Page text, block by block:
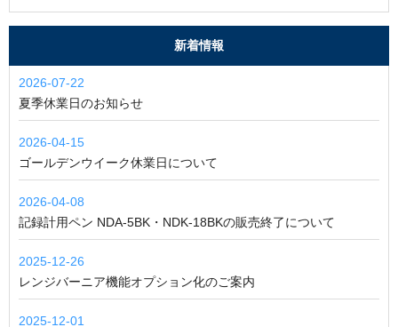
新着情報
2026-07-22
夏季休業日のお知らせ
2026-04-15
ゴールデンウイーク休業日について
2026-04-08
記録計用ペン NDA-5BK・NDK-18BKの販売終了について
2025-12-26
レンジバーニア機能オプション化のご案内
2025-12-01